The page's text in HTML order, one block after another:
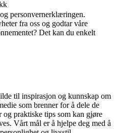
personvernerklæringen.
fra oss og godtar våre
Det kan du enkelt
til inspirasjon og kunnskap om
som brenner for å dele de
og praktiske tips som kan gjøre
Vårt mål er å hjelpe deg med å